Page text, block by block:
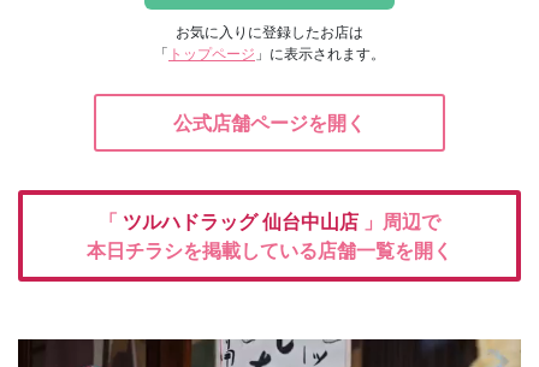
お気に入りに登録したお店は
「 トップページ 」に表示されます。
公式店舗ページを開く
「 ツルハドラッグ仙台中山店 」周辺で
本日チラシを掲載している店舗一覧を開く